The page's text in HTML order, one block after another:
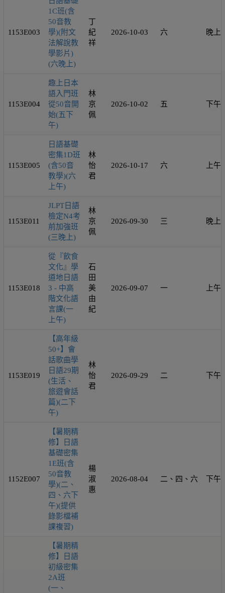
1153E003
1C班(含
50音教
學)(附文
法解說教
學影片)
(六晚上)
丁
紀
祥
2026-10-03 六 晚上
1153E004
趣上日本
語入門班
從50音開
始(五下
午)
林
京
佩
2026-10-02 五 下午
1153E005
日語基礎
密集1D班
(含50音
教學)(六
上午)
林
怡
君
2026-10-17 六 上午
1153E011
JLPT日語
檢定N4考
前加強班
(三晚上)
林
京
佩
2026-09-30 三 晚上
1153E018
從『飲食
文化』學
道地日語
3 - 中高
階文化語
言課(一
上午)
石
田
美
由
紀
2026-09-07 一 上午
1153E019
【高年級
50+】會
話歌曲學
日語29期
(生活、
旅遊會話
篇)(二下
午)
林
怡
君
2026-09-29 二 下午
1152E007
【暑期精
修】日語
基礎密集
1E班(含
50音教
學)(二、
四、六下
午)(提供
錄影檔補
課複習)
楊
淑
惠
2026-08-04 二、四、六 下午
【暑期精
修】日語
初級密集
2A班
(一、